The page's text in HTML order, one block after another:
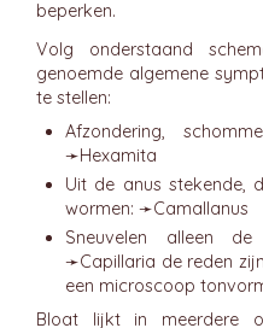
beperken.
Volg onderstaand
genoemde algemene
te stellen:
Afzondering,
➛Hexamita
Uit de anus stekende,
wormen: ➛Camallanus
Sneuvelen alleen
➛Capillaria de reden
een microscoop
Bloat lijkt in meerdere